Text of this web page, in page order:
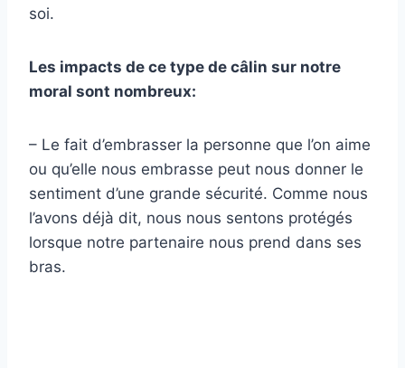
soi.
Les impacts de ce type de câlin sur notre
moral sont nombreux:
– Le fait d’embrasser la personne que l’on aime
ou qu’elle nous embrasse peut nous donner le
sentiment d’une grande sécurité. Comme nous
l’avons déjà dit, nous nous sentons protégés
lorsque notre partenaire nous prend dans ses
bras.